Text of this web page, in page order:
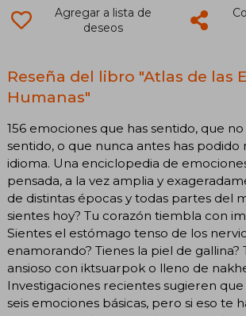
Agregar a lista de
deseos
Reseña del libro "Atlas de las
Humanas"
156 emociones que has sentido, que no
sentido, o que nunca antes has
idioma. Una enciclopedia de
pensada, a la vez amplia y
de distintas épocas y todas partes del
sientes hoy? Tu corazón tiembla con
Sientes el estómago tenso de los
enamorando? Tienes la piel de gallina?
ansioso con iktsuarpok o lleno de
Investigaciones recientes sugieren que
seis emociones básicas, pero si eso te